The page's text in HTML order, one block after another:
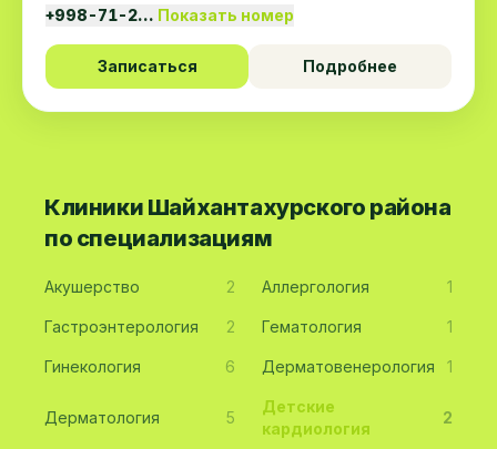
+998-71-2… Показать номер
Записаться Подробнее
Клиники Шайхантахурского района
по специализациям
Акушерство 2 Аллергология 1
Гастроэнтерология 2 Гематология 1
Гинекология 6 Дерматовенерология 1
Дерматология 5
Детские
кардиология
2